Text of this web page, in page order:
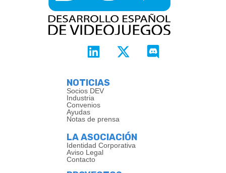
NOTICIAS
Socios DEV
Industria
Convenios
Ayudas
Notas de prensa
LA ASOCIACIÓN
Identidad Corporativa
Aviso Legal
Contacto